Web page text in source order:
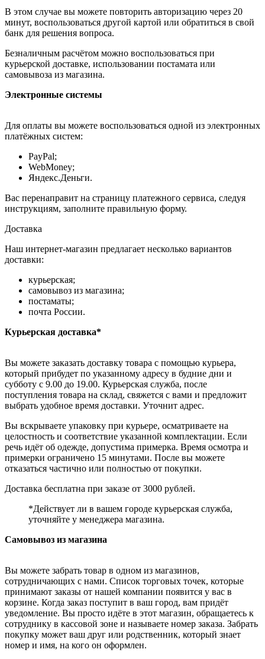
В этом случае вы можете повторить авторизацию через 20
минут, воспользоваться другой картой или обратиться в свой
банк для решения вопроса.
Безналичным расчётом можно воспользоваться при
курьерской доставке, использовании постамата или
самовывоза из магазина.
Электронные системы
Для оплаты вы можете воспользоваться одной из электронных
платёжных систем:
PayPal;
WebMoney;
Яндекс.Деньги.
Вас перенаправит на страницу платежного сервиса, следуя
инструкциям, заполните правильную форму.
Доставка
Наш интернет-магазин предлагает несколько вариантов
доставки:
курьерская;
самовывоз из магазина;
постаматы;
почта России.
Курьерская доставка*
Вы можете заказать доставку товара с помощью курьера,
который прибудет по указанному адресу в будние дни и
субботу с 9.00 до 19.00. Курьерская служба, после
поступления товара на склад, свяжется с вами и предложит
выбрать удобное время доставки. Уточнит адрес.
Вы вскрываете упаковку при курьере, осматриваете на
целостность и соответствие указанной комплектации. Если
речь идёт об одежде, допустима примерка. Время осмотра и
примерки ограничено 15 минутами. После вы можете
отказаться частично или полностью от покупки.
Доставка бесплатна при заказе от 3000 рублей.
*Действует ли в вашем городе курьерская служба,
уточняйте у менеджера магазина.
Самовывоз из магазина
Вы можете забрать товар в одном из магазинов,
сотрудничающих с нами. Список торговых точек, которые
принимают заказы от нашей компании появится у вас в
корзине. Когда заказ поступит в ваш город, вам придёт
уведомление. Вы просто идёте в этот магазин, обращаетесь к
сотруднику в кассовой зоне и называете номер заказа. Забрать
покупку может ваш друг или родственник, который знает
номер и имя, на кого он оформлен.